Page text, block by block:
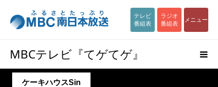
テレビ
番組表
ラジオ
番組表
メニュー
MBCテレビ『てゲてゲ』
ケーキハウスSin